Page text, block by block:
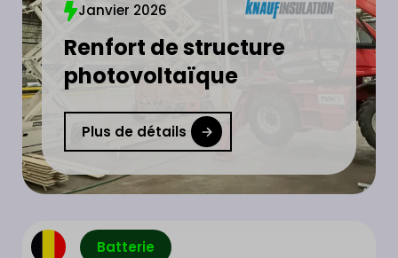
Janvier 2026
Renfort de structure
photovoltaïque
Plus de détails
Batterie